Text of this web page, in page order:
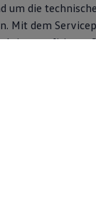
um die
Mit dem
profitieren